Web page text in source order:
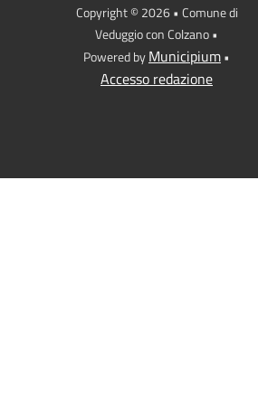
Copyright © 2026 • Comune di
Veduggio con Colzano •
Powered byMunicipium•
Accesso redazione